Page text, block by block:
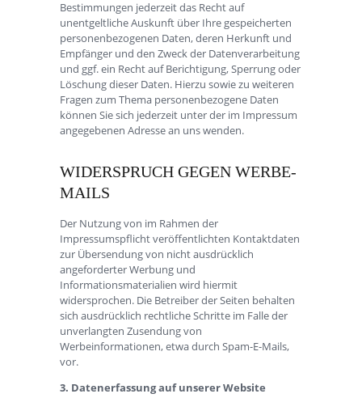
Bestimmungen jederzeit das Recht auf
unentgeltliche Auskunft über Ihre gespeicherten
personenbezogenen Daten, deren Herkunft und
Empfänger und den Zweck der Datenverarbeitung
und ggf. ein Recht auf Berichtigung, Sperrung oder
Löschung dieser Daten. Hierzu sowie zu weiteren
Fragen zum Thema personenbezogene Daten
können Sie sich jederzeit unter der im Impressum
angegebenen Adresse an uns wenden.
WIDERSPRUCH GEGEN WERBE-
MAILS
Der Nutzung von im Rahmen der
Impressumspflicht veröffentlichten Kontaktdaten
zur Übersendung von nicht ausdrücklich
angeforderter Werbung und
Informationsmaterialien wird hiermit
widersprochen. Die Betreiber der Seiten behalten
sich ausdrücklich rechtliche Schritte im Falle der
unverlangten Zusendung von
Werbeinformationen, etwa durch Spam-E-Mails,
vor.
3. Datenerfassung auf unserer Website